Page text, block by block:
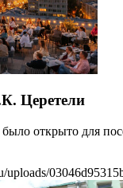
Церетели
открыто для
uploads/